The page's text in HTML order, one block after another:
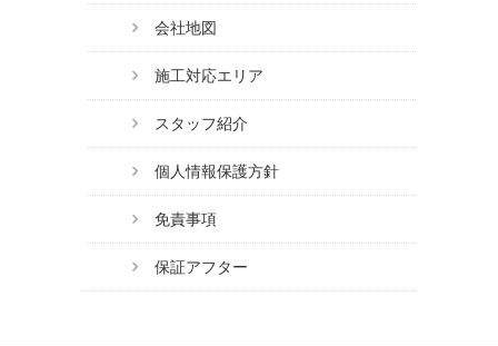
会社地図
施工対応エリア
スタッフ紹介
個人情報保護方針
免責事項
保証アフター